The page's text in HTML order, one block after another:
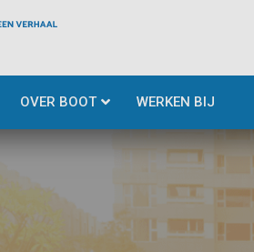
OVER BOOT WERKEN BIJ